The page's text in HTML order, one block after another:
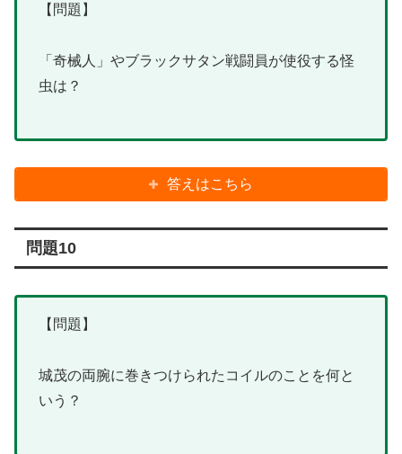
【問題】
「奇械人」やブラックサタン戦闘員が使役する怪
虫は？
答えはこちら
問題10
【問題】
城茂の両腕に巻きつけられたコイルのことを何と
いう？